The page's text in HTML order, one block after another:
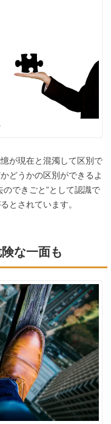
が現在と混濁して区別で
どうかの区別ができるよ
できごと”として認識で
とされています。
な一面も